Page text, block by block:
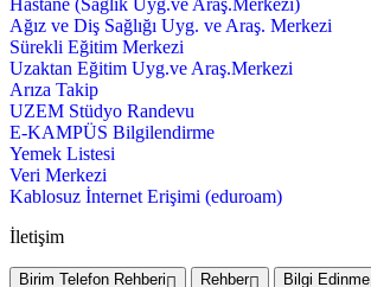
Hastane (Sağlık Uyg.ve Araş.Merkezi)
Ağız ve Diş Sağlığı Uyg. ve Araş. Merkezi
Sürekli Eğitim Merkezi
Uzaktan Eğitim Uyg.ve Araş.Merkezi
Arıza Takip
UZEM Stüdyo Randevu
E-KAMPÜS Bilgilendirme
Yemek Listesi
Veri Merkezi
Kablosuz İnternet Erişimi (eduroam)
İletişim
Birim Telefon Rehberi Rehber Bilgi Edinme